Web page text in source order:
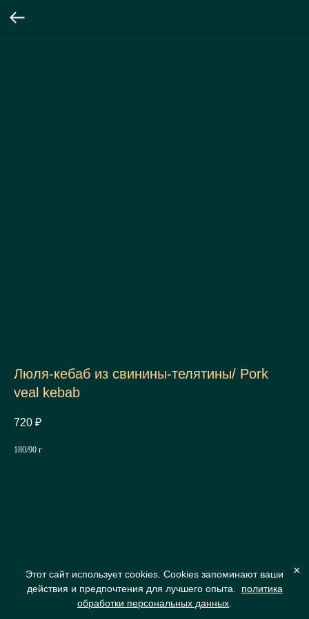
Люля-кебаб из свинины-телятины/ Pork
veal kebab
720 ₽
180/90 г
×
Этот сайт использует cookies. Cookies запоминают ваши
действия и предпочтения для лучшего опыта.
политика
обработки персональных данных